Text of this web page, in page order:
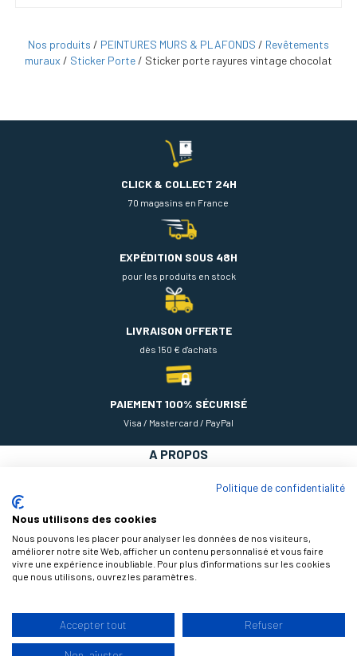
Nos produits / PEINTURES MURS & PLAFONDS / Revêtements
muraux / Sticker Porte / Sticker porte rayures vintage chocolat
CLICK & COLLECT 24H
70 magasins en France
EXPÉDITION SOUS 48H
pour les produits en stock
LIVRAISON OFFERTE
dès 150 € d'achats
PAIEMENT 100% SÉCURISÉ
Visa / Mastercard / PayPal
A PROPOS
Politique de confidentialité
Nous utilisons des cookies
Nous pouvons les placer pour analyser les données de nos visiteurs,
améliorer notre site Web, afficher un contenu personnalisé et vous faire
vivre une expérience inoubliable. Pour plus d'informations sur les cookies
que nous utilisons, ouvrez les paramètres.
Accepter tout Refuser